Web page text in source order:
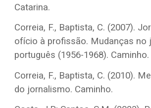
Catarina.
Correia, F., Baptista, C. (2007).
ofício à profissão. Mudanças no
português (1956-1968). Caminho.
Correia, F., Baptista, C. (2010).
do jornalismo. Caminho.